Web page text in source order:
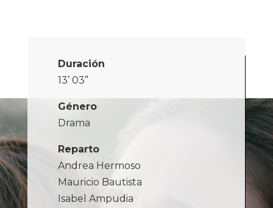
Duración
13’ 03”
Género
Drama
Reparto
Andrea Hermoso
Mauricio Bautista
Isabel Ampudia